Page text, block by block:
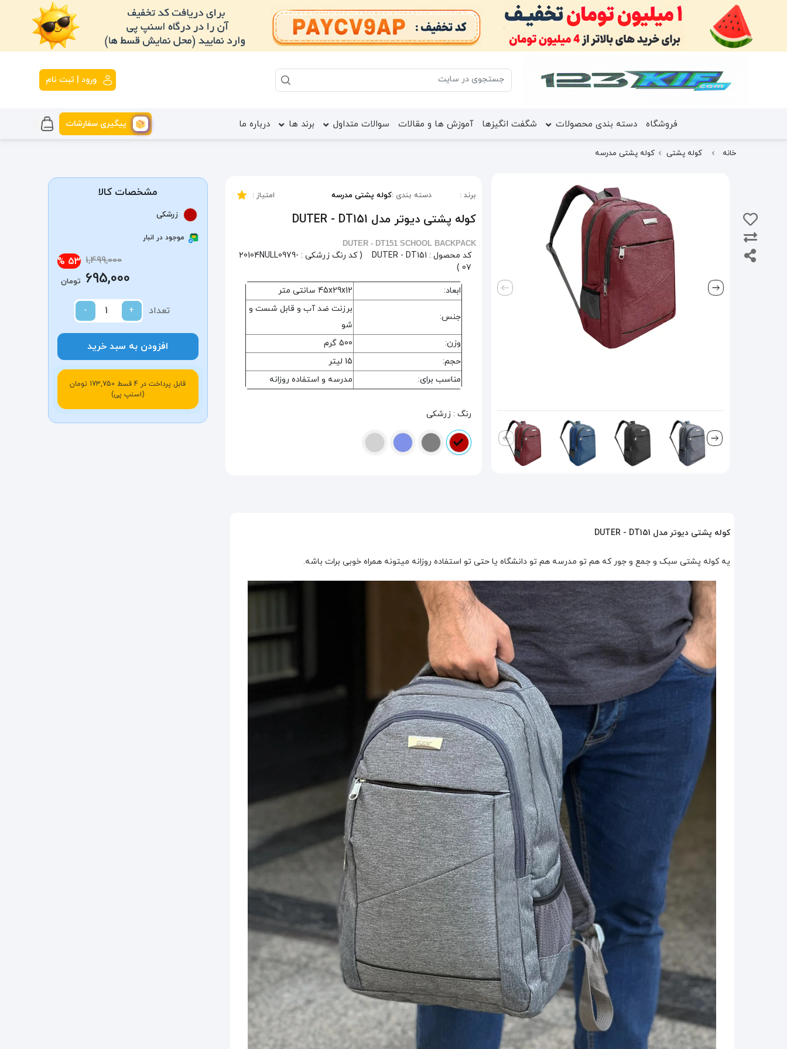
ورود | ثبت نام
پیگیری سفارشات فروشگاه دسته بندی محصولات شگفت انگیزها آموزش ها و مقالات سوالات متداول برند ها درباره ما
خانه کوله پشتی کوله پشتی مدرسه
برند : دسته بندی :کوله پشتی مدرسه امتیاز :
کوله پشتی دیوتر مدل DUTER - DT151
DUTER - DT151 SCHOOL BACKPACK
کد محصول : DUTER - DT151
( کد رنگ زرشکی : 20104NULL0979-
07 )
ابعاد: 45x29x12 سانتی متر
جنس:
برزنت ضد آب و قابل شست و
شو
وزن:
500 گرم
حجم:
15 لیتر
مناسب برای:
مدرسه و استفاده روزانه
رنگ : زرشکی
کوله پشتی دیوتر مدل DUTER - DT151
یه کوله پشتی سبک و جمع و جور که هم تو مدرسه هم تو دانشگاه یا حتی تو استفاده روزانه میتونه همراه خوبی برات باشه.
مشخصات کالا
زرشکی
موجود در انبار
1,499,000
53 %
695,000 تومان
تعداد - +
افزودن به سبد خرید
قابل پرداخت در 4 قسط 173,750 تومان
(اسنپ پی)